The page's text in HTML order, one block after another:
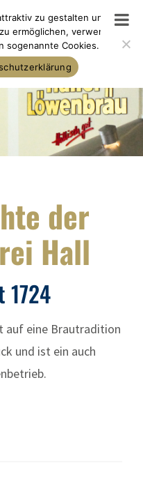
der
Hall
1724
auf eine Brautradition
und ist ein auch
zu gestalten und die
ermöglichen, verwenden
sogenannte Cookies.